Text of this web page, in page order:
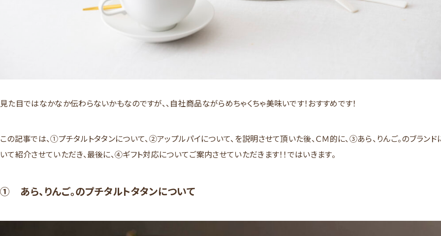
見た目ではなかなか伝わらないかもなのですが、、自社商品ながらめちゃくちゃ美味いです！おすすめです！
この記事では、①プチタルトタタンについて、②アップルパイについて、を説明させて頂いた後、ＣＭ的に、③あら、りんご。のブランド
いて紹介させていただき、最後に、④ギフト対応についてご案内させていただきます！！ではいきます。
① あら、りんご。のプチタルトタタンについて